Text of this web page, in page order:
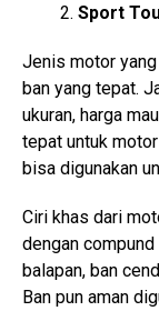
Sport
Jenis motor
ban yang tepat.
ukuran, harga
tepat untuk
bisa digunakan
Ciri khas dari
dengan
balapan, ban
Ban pun aman